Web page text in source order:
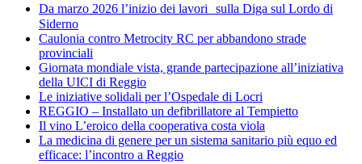
Da marzo 2026 l’inizio dei lavori sulla Diga sul Lordo di
Siderno
Caulonia contro Metrocity RC per abbandono strade
provinciali
Giornata mondiale vista, grande partecipazione all’iniziativa
della UICI di Reggio
Le iniziative solidali per l’Ospedale di Locri
REGGIO – Installato un defibrillatore al Tempietto
Il vino L’eroico della cooperativa costa viola
La medicina di genere per un sistema sanitario più equo ed
efficace: l’incontro a Reggio